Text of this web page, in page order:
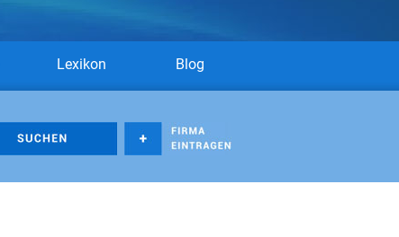
Lexikon Blog